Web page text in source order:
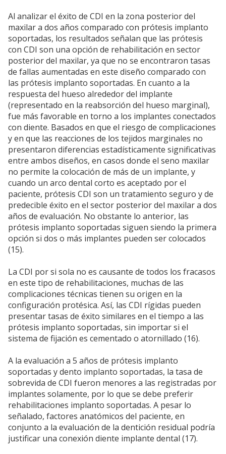
Al analizar el éxito de CDI en la zona posterior del
maxilar a dos años comparado con prótesis implanto
soportadas, los resultados señalan que las prótesis
con CDI son una opción de rehabilitación en sector
posterior del maxilar, ya que no se encontraron tasas
de fallas aumentadas en este diseño comparado con
las prótesis implanto soportadas. En cuanto a la
respuesta del hueso alrededor del implante
(representado en la reabsorción del hueso marginal),
fue más favorable en torno a los implantes conectados
con diente. Basados en que el riesgo de complicaciones
y en que las reacciones de los tejidos marginales no
presentaron diferencias estadísticamente significativas
entre ambos diseños, en casos donde el seno maxilar
no permite la colocación de más de un implante, y
cuando un arco dental corto es aceptado por el
paciente, prótesis CDI son un tratamiento seguro y de
predecible éxito en el sector posterior del maxilar a dos
años de evaluación. No obstante lo anterior, las
prótesis implanto soportadas siguen siendo la primera
opción si dos o más implantes pueden ser colocados
(15).
La CDI por si sola no es causante de todos los fracasos
en este tipo de rehabilitaciones, muchas de las
complicaciones técnicas tienen su origen en la
configuración protésica. Así, las CDI rígidas pueden
presentar tasas de éxito similares en el tiempo a las
prótesis implanto soportadas, sin importar si el
sistema de fijación es cementado o atornillado (16).
A la evaluación a 5 años de prótesis implanto
soportadas y dento implanto soportadas, la tasa de
sobrevida de CDI fueron menores a las registradas por
implantes solamente, por lo que se debe preferir
rehabilitaciones implanto soportadas. A pesar lo
señalado, factores anatómicos del paciente, en
conjunto a la evaluación de la dentición residual podría
justificar una conexión diente implante dental (17).